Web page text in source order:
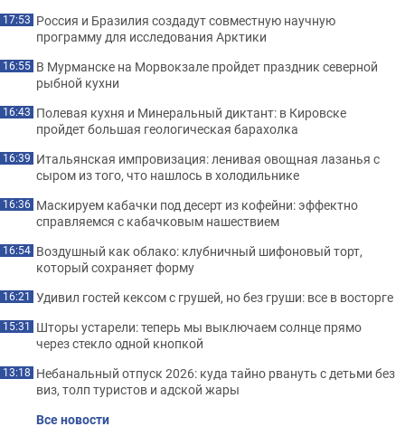
17:53 Россия и Бразилия создадут совместную научную
программу для исследования Арктики
16:55 В Мурманске на Морвокзале пройдет праздник северной
рыбной кухни
16:43 Полевая кухня и Минеральный диктант: в Кировске
пройдет большая геологическая барахолка
16:39 Итальянская импровизация: ленивая овощная лазанья с
сыром из того, что нашлось в холодильнике
16:36 Маскируем кабачки под десерт из кофейни: эффектно
справляемся с кабачковым нашествием
16:54 Воздушный как облако: клубничный шифоновый торт,
который сохраняет форму
16:21 Удивил гостей кексом с грушей, но без груши: все в восторге
15:31 Шторы устарели: теперь мы выключаем солнце прямо
через стекло одной кнопкой
13:18 Небанальный отпуск 2026: куда тайно рвануть с детьми без
виз, толп туристов и адской жары
Все новости